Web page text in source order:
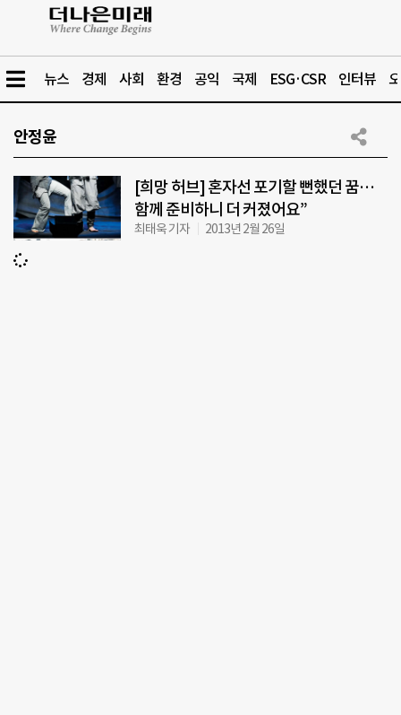
뉴스 경제 사회 환경 공익 국제 ESG·CSR 인터뷰
안정윤
[희망 허브] 혼자선 포기할 뻔했던 꿈…
함께 준비하니 더 커졌어요”
최태욱 기자 2013년 2월 26일